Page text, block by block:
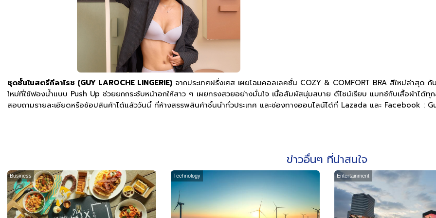
ชุดชั้นในสตรีกีลาโรช (GUY LAROCHE LINGERIE) จากประเทศฝรั่งเศส เผยโฉมคอลเลคชั่น COZY & COMFORT BRA สีใหม่ล่าสุ
ใหม่ที่ใช้ฟองน้ำแบบ Push Up ช่วยยกกระชับหน้าอกให้สาว ๆ เผยทรงสวยอย่างมั่นใจ เนื้อสัมผัสนุ่มสบาย ดีไซน์เรียบ แมทช์กับเสื้อผ้าไ
สอบถามรายละเอียดหรือช้อปสินค้าได้แล้ววันนี้ ที่ห้างสรรพสินค้าชั้นนำทั่วประเทศ และช่องทางออนไลน์ได้ที่ Lazada และ Facebook :
ข่าวอื่นๆ ที่น่าสนใจ
Business Technology Entertainment